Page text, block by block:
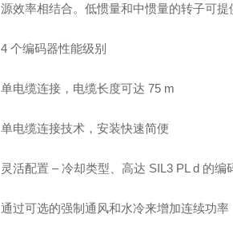
源效率相结合。低惯量和中惯量的转子可
4 个编码器性能级别
单电缆连接，电缆长度可达 75 m
单电缆连接技术，安装快速简便
灵活配置 – 冷却类型、高达 SIL3 PL d 的
通过可选的强制通风和水冷来增加连续功率